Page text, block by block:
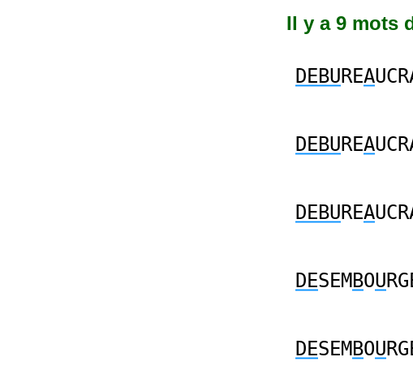
Il y a 9 mots
DEBUREA
DEBUREA
DEBUREA
DESEM BOU
DESEM BOU